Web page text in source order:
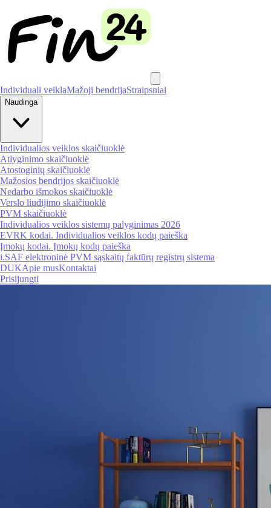
Individuali veiklaMažoji bendrijaStraipsniai
Naudinga
Individualios veiklos skaičiuoklė
Atlyginimo skaičiuoklė
Atostoginių skaičiuoklė
Mažosios bendrijos skaičiuoklė
Nedarbo išmokos skaičiuoklė
Verslo liudijimo skaičiuoklė
PVM skaičiuoklė
Individualios veiklos sistemų palyginimas 2026
EVRK kodai. Individualios veiklos kodų paieška
Įmokų kodai. Įmokų kodų paieška
i.SAF elektroninė PVM sąskaitų faktūrų registrų sistema
DUKApie musKontaktai
Prisijungti